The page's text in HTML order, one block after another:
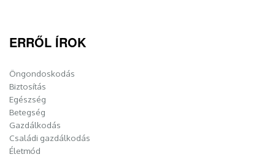
ERRŐL ÍROK
Öngondoskodás
Biztosítás
Egészség
Betegség
Gazdálkodás
Családi gazdálkodás
Életmód